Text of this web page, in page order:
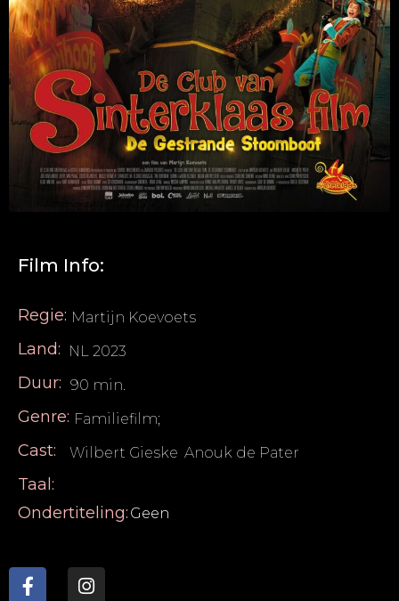
Film Info:
Regie: Martijn Koevoets
Land: NL 2023
Duur: 90 min.
Genre: Familiefilm;
Cast: Wilbert Gieske Anouk de Pater
Taal:
Ondertiteling: Geen